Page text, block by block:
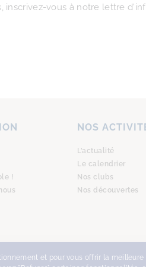
inscrivez-vous à notre lettre
!
NOS
L’actualité
Le calendrier
Nos clubs
Nos découvertes
© 2026AMSTERDAM ACCUEIL , TOUS
et pour vous offrir la